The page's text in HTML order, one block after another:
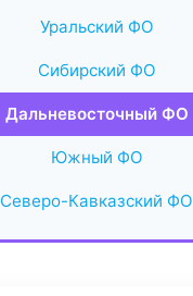
Уральский ФО
Сибирский ФО
Дальневосточный ФО
Южный ФО
Северо-Кавказский ФО